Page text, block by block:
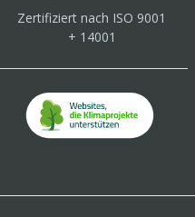
Zertifiziert nach ISO 9001
+ 14001